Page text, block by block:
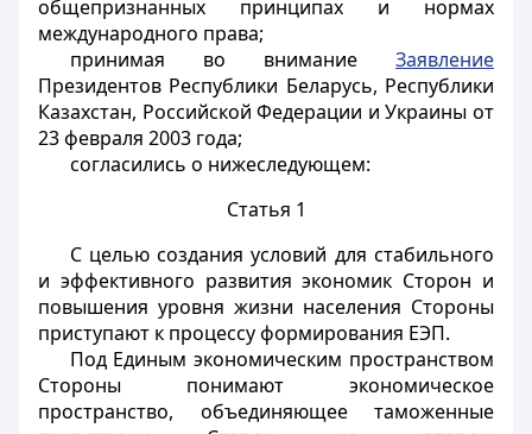
общепризнанных принципах и нормах
международного права;
принимая во внимание Заявление
Президентов Республики Беларусь, Республики
Казахстан, Российской Федерации и Украины от
23 февраля 2003 года;
согласились о нижеследующем:
Статья 1
С целью создания условий для стабильного
и эффективного развития экономик Сторон и
повышения уровня жизни населения Стороны
приступают к процессу формирования ЕЭП.
Под Единым экономическим пространством
Стороны понимают экономическое
пространство, объединяющее таможенные